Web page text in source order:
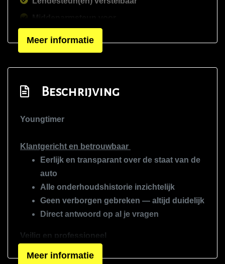
Middenarmsteun voor
Sportstoelen
Sportstuur
Stuur leder
Stuur verstelbaar
Voorstoel(en) elektrisch verstelbaar
Exterieur
Achterruit apart te openen
Buitenspiegels elektrisch inklapbaar
Buitenspiegels elektrisch verstelbaar
Meer informatie
Beschrijving
Youngtimer
Klantgericht en betrouwbaar
Eerlijk en transparant over de staat van de
auto
Alle onderhoudshistorie inzichtelijk
Geen verborgen gebreken — altijd duidelijk
Direct antwoord op al je vragen
Veilig en professioneel
Meer informatie